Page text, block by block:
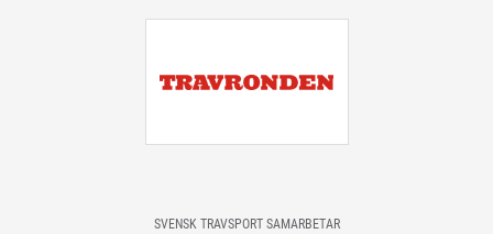
SVENSK TRAVSPORT SAMARBETAR